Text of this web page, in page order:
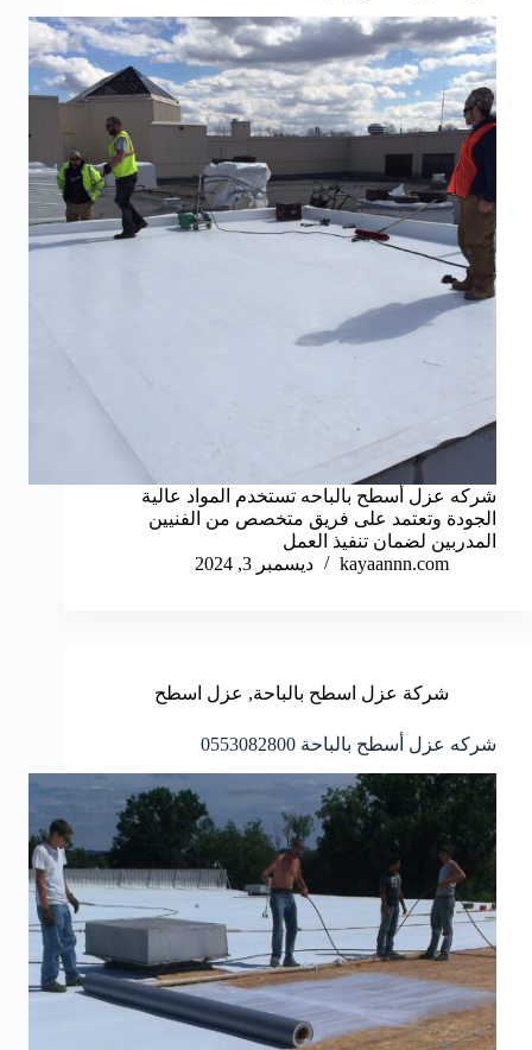
شركه عزل أسطح بالباحه تستخدم المواد عالية
الجودة وتعتمد على فريق متخصص من الفنيين
المدربين لضمان تنفيذ العمل
kayaannn.com
ديسمبر 3, 2024
شركة عزل اسطح بالباحة, عزل اسطح
شركه عزل أسطح بالباحة 0553082800